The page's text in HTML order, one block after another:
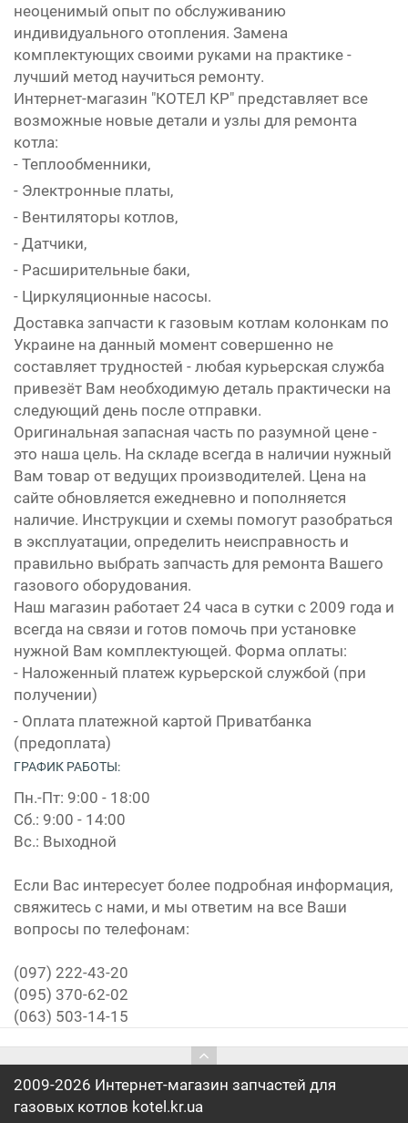
неоценимый опыт по обслуживанию
индивидуального отопления. Замена
комплектующих своими руками на практике -
лучший метод научиться ремонту.
Интернет-магазин "КОТЕЛ КР" представляет все
возможные новые детали и узлы для ремонта
котла:
- Теплообменники,
- Электронные платы,
- Вентиляторы котлов,
- Датчики,
- Расширительные баки,
- Циркуляционные насосы.
Доставка запчасти к газовым котлам колонкам по
Украине на данный момент совершенно не
составляет трудностей - любая курьерская служба
привезёт Вам необходимую деталь практически на
следующий день после отправки.
Оригинальная запасная часть по разумной цене -
это наша цель. На складе всегда в наличии нужный
Вам товар от ведущих производителей. Цена на
сайте обновляется ежедневно и пополняется
наличие. Инструкции и схемы помогут разобраться
в эксплуатации, определить неисправность и
правильно выбрать запчасть для ремонта Вашего
газового оборудования.
Наш магазин работает 24 часа в сутки с 2009 года и
всегда на связи и готов помочь при установке
нужной Вам комплектующей. Форма оплаты:
- Наложенный платеж курьерской службой (при
получении)
- Оплата платежной картой Приватбанка
(предоплата)
ГРАФИК РАБОТЫ:
Пн.-Пт: 9:00 - 18:00
Сб.: 9:00 - 14:00
Вс.: Выходной
Если Вас интересует более подробная информация,
свяжитесь с нами, и мы ответим на все Ваши
вопросы по телефонам:
(097) 222-43-20
(095) 370-62-02
(063) 503-14-15
2009-2026 Интернет-магазин запчастей для
газовых котлов kotel.kr.ua